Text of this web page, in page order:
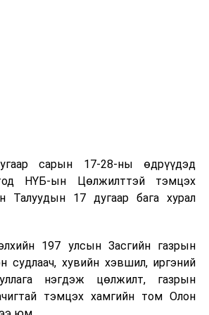
сарын 17-28-ны өдрүүдэд
НҮБ-ын Цөлжилттэй тэмцэх
Талуудын 17 дугаар бага хурал
197 улсын Засгийн газрын
судлаач, хувийн хэвшил, иргэний
нэгдэж цөлжилт, газрын
тэмцэх хамгийн том Олон